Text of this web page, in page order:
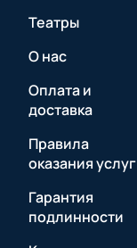
Театры
О нас
Оплата и
доставка
Правила
оказания услуг
Гарантия
подлинности